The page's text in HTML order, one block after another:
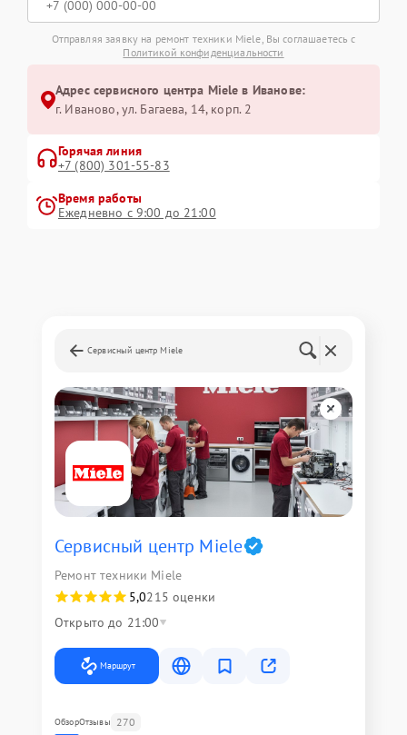
Отправляя заявку на ремонт техники Miele, Вы соглашаетесь с
Политикой конфиденциальности
Адрес сервисного центра Miele в Иванове:
г. Иваново, ул. Багаева, 14, корп. 2
Горячая линия
+7 (800) 301-55-83
Время работы
Ежедневно с 9:00 до 21:00
Сервисный центр Miele
Сервисный центр Miele
Ремонт техники Miele
5,0215 оценки
Открыто до 21:00
Маршрут
ОбзорОтзывы 270